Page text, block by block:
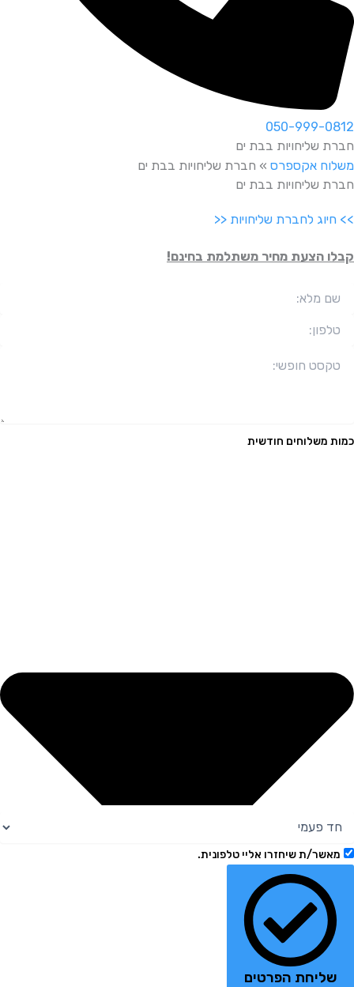
050-999-0812
חברת שליחויות בבת ים
משלוח אקספרס » חברת שליחויות בבת ים
חברת שליחויות בבת ים
>> חיוג לחברת שליחויות <<
קבלו הצעת מחיר משתלמת בחינם!
כמות משלוחים חודשית
מאשר/ת שיחזרו אליי טלפונית.
שליחת הפרטים